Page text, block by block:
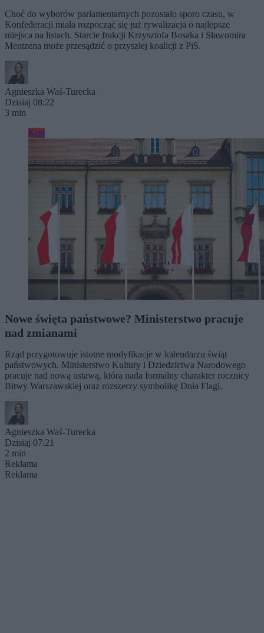
Choć do wyborów parlamentarnych pozostało sporo czasu, w
Konfederacji miała rozpocząć się już rywalizacja o najlepsze
miejsca na listach. Starcie frakcji Krzysztofa Bosaka i Sławomira
Mentzena może przesądzić o przyszłej koalicji z PiS.
Agnieszka Waś-Turecka
Dzisiaj 08:22
3 min
Kraj
Nowe święta państwowe? Ministerstwo pracuje
nad zmianami
Rząd przygotowuje istotne modyfikacje w kalendarzu świąt
państwowych. Ministerstwo Kultury i Dziedzictwa Narodowego
pracuje nad nową ustawą, która nada formalny charakter rocznicy
Bitwy Warszawskiej oraz rozszerzy symbolikę Dnia Flagi.
Agnieszka Waś-Turecka
Dzisiaj 07:21
2 min
Reklama
Reklama